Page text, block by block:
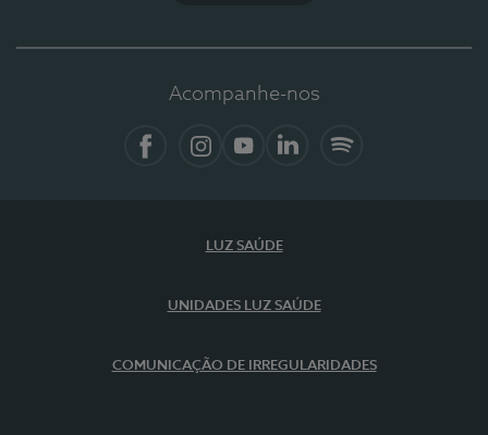
Acompanhe-nos
LUZ SAÚDE
UNIDADES LUZ SAÚDE
COMUNICAÇÃO DE IRREGULARIDADES